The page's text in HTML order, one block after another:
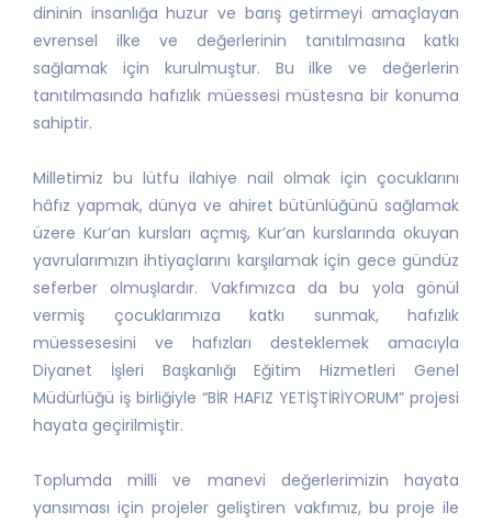
dininin insanlığa huzur ve barış getirmeyi amaçlayan
evrensel ilke ve değerlerinin tanıtılmasına katkı
sağlamak için kurulmuştur. Bu ilke ve değerlerin
tanıtılmasında hafızlık müessesi müstesna bir konuma
sahiptir.
Milletimiz bu lütfu ilahiye nail olmak için çocuklarını
hâfız yapmak, dünya ve ahiret bütünlüğünü sağlamak
üzere Kur’an kursları açmış, Kur’an kurslarında okuyan
yavrularımızın ihtiyaçlarını karşılamak için gece gündüz
seferber olmuşlardır. Vakfımızca da bu yola gönül
vermiş çocuklarımıza katkı sunmak, hafızlık
müessesesini ve hafızları desteklemek amacıyla
Diyanet İşleri Başkanlığı Eğitim Hizmetleri Genel
Müdürlüğü iş birliğiyle “BİR HAFIZ YETİŞTİRİYORUM” projesi
hayata geçirilmiştir.
Toplumda milli ve manevi değerlerimizin hayata
yansıması için projeler geliştiren vakfımız, bu proje ile